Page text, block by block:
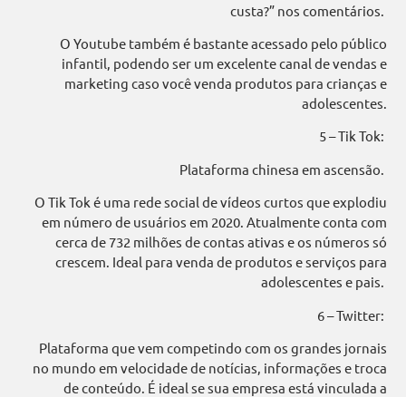
custa?” nos comentários.
O Youtube também é bastante acessado pelo público
infantil, podendo ser um excelente canal de vendas e
marketing caso você venda produtos para crianças e
adolescentes.
5 – Tik Tok:
Plataforma chinesa em ascensão.
O Tik Tok é uma rede social de vídeos curtos que explodiu
em número de usuários em 2020. Atualmente conta com
cerca de 732 milhões de contas ativas e os números só
crescem. Ideal para venda de produtos e serviços para
adolescentes e pais.
6 – Twitter:
Plataforma que vem competindo com os grandes jornais
no mundo em velocidade de notícias, informações e troca
de conteúdo. É ideal se sua empresa está vinculada a